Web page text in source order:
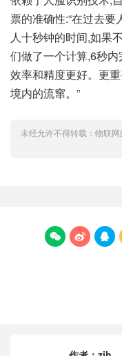
票的准确性:“在过去
人十秒钟的时间,如果
们做了一个计算,6秒
效率和精度更好。更
境内的流窜。”
未经允许不得转载： 物联网
  